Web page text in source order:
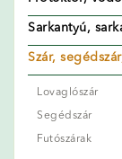
Sarkantyú,
Szár,
Lovaglószár
Segédszár
Futószárak